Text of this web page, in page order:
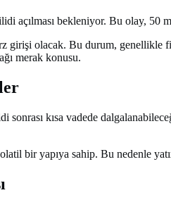
açılması bekleniyor. Bu olay, 50
girişi olacak. Bu durum, genellikle
merak konusu.
kısa vadede
bir yapıya sahip. Bu nedenle